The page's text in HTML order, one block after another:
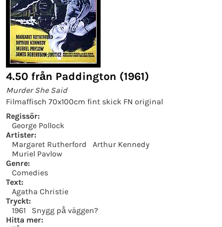
4.50 från Paddington (1961)
Murder She Said
Filmaffisch 70x100cm fint skick FN original
Regissör:
George Pollock
Artister:
Margaret Rutherford
Arthur Kennedy
Muriel Pavlow
Genre:
Comedies
Text:
Agatha Christie
Tryckt:
1961
Snygg på väggen?
Hitta mer: